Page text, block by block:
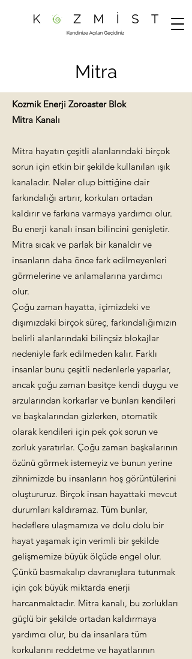
Mitra
Kozmik Enerji Zoroaster Blok
Mitra ​ Kanalı
Mitra hayatın çeşitli alanlarındaki birçok
sorun için etkin bir şekilde kullanılan ışık
kanaladır. Neler olup bittiğine dair
farkındalığı artırır, korkuları ortadan
kaldırır ve farkına varmaya yardımcı olur.
Bu enerji kanalı insan bilincini genişletir.
Mitra sıcak ve parlak bir kanaldır ve
insanların daha önce fark edilmeyenleri
görmelerine ve anlamalarına yardımcı
olur.
Çoğu zaman hayatta, içimizdeki ve
dışımızdaki birçok süreç, farkındalığımızın
belirli alanlarındaki bilinçsiz blokajlar
nedeniyle fark edilmeden kalır. Farklı
insanlar bunu çeşitli nedenlerle yaparlar,
ancak çoğu zaman basitçe kendi duygu ve
arzularından korkarlar ve bunları kendileri
ve başkalarından gizlerken, otomatik
olarak kendileri için pek çok sorun ve
zorluk yaratırlar. Çoğu zaman başkalarının
özünü görmek istemeyiz ve bunun yerine
zihnimizde bu insanların hoş görüntülerini
oluştururuz. Birçok insan hayattaki mevcut
durumları kaldıramaz. Tüm bunlar,
hedeflere ulaşmamıza ve dolu dolu bir
hayat yaşamak için verimli bir şekilde
gelişmemize büyük ölçüde engel olur.
Çünkü basmakalıp davranışlara tutunmak
için çok büyük miktarda enerji
harcanmaktadır. Mitra kanalı, bu zorlukları
güçlü bir şekilde ortadan kaldırmaya
yardımcı olur, bu da insanlara tüm
korkularını reddetme ve hayatlarının